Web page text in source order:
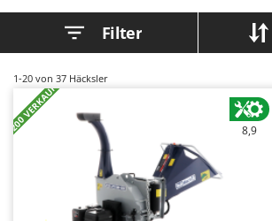
B
Balkenmäher
Bandsägen
Batterieladegeräte - Starthilfegeräte
Baum- und Astscheren - manuell
Baumscheren - pneumatisch
Baumstumpffräsen
Bindezangen - elektrisch
Bodenfräsen für Traktor
Ariete
Artus
Attila
Ausonia
Awelco
Bahco
Filter
1-20 von 37 Häcksler
+200 VERKAUFT 8,9